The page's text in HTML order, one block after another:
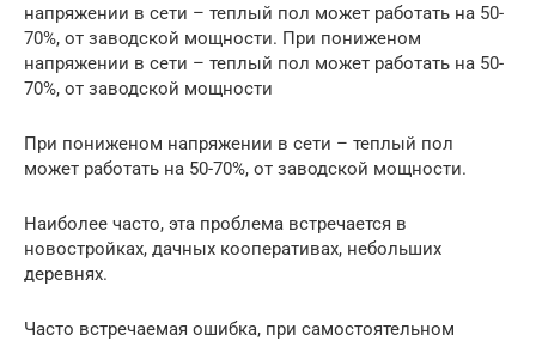
напряжении в сети – теплый пол может работать на 50-
70%, от заводской мощности. При пониженом
напряжении в сети – теплый пол может работать на 50-
70%, от заводской мощности
При пониженом напряжении в сети – теплый пол
может работать на 50-70%, от заводской мощности.
Наиболее часто, эта проблема встречается в
новостройках, дачных кооперативах, небольших
деревнях.
Часто встречаемая ошибка, при самостоятельном